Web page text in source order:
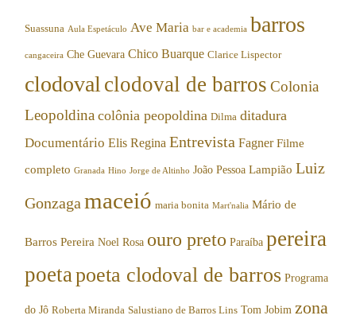
Suassuna Aula Espetáculo Ave Maria bar e academia barros
cangaceira Che Guevara Chico Buarque Clarice Lispector
clodoval clodoval de barros Colonia
Leopoldina colônia peopoldina Dilma ditadura
Documentário Elis Regina Entrevista Fagner Filme
completo Granada Hino Jorge de Altinho João Pessoa Lampião Luiz
Gonzaga maceió maria bonita Mart'nalia Mário de
Barros Pereira Noel Rosa ouro preto Paraíba pereira
poetapoeta clodoval de barros Programa
do Jô Roberta Miranda Salustiano de Barros Lins Tom Jobim zona